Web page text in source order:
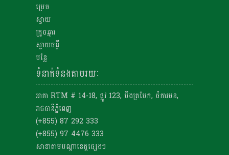
ម្រេច
ស្វាយ
ក្រូចឆ្មារ
ស្វាយចន្ទី
បន្លែ
ទំនាក់ទំនងតាមរយៈ
អាគា RTM # 14-18, ផ្លូវ 123, បឹងត្របែក, ចំការមន,
រាជធានីភ្នំពេញ
(+855) 87 292 333
(+855) 97 4476 333
សាខាតាមបណ្តាខេត្តផ្សេងៗ